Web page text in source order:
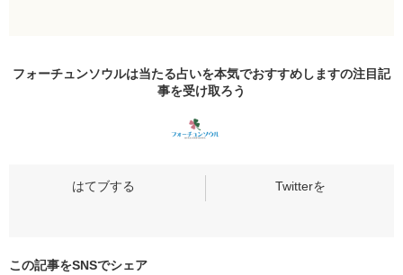
フォーチュンソウルは当たる占いを本気でおすすめしますの注目記
事を受け取ろう
この記事をSNSでシェア